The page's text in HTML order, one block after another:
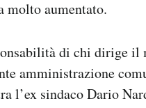
aumentato.
di chi dirige il
amministrazione
l’ex sindaco Dario